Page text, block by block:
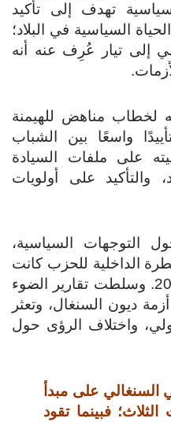
تهدف إلى تأكيد
السياسية في البلاد؛
تيار عُرِف عنه أنه
مناهض للهيمنة
واسعًا بين الشباب
على ملفات السيادة
على أولويات
السياسية،
الداخلية للحزب كانت
منذ منتصف عام 2025. وسلطت تقارير الضوء
ديون السنغال، وتعثر
واختلاف الرؤى حول
على مبدأ
فبينما تقود